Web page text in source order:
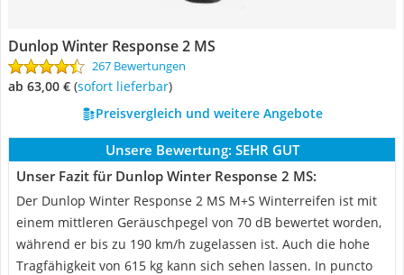
Dunlop Winter Response 2 MS
267 Bewertungen
ab 63,00 € ( Sofort lieferbar)
Preisvergleich und weitere Angebote
Unsere Bewertung: SEHR GUT
Unser Fazit für Dunlop Winter Response 2 MS:
Der Dunlop Winter Response 2 MS M+S Winterreifen ist mit
einem mittleren Geräuschpegel von 70 dB bewertet worden,
während er bis zu 190 km/h zugelassen ist. Auch die hohe
Tragfähigkeit von 615 kg kann sich sehen lassen. In puncto